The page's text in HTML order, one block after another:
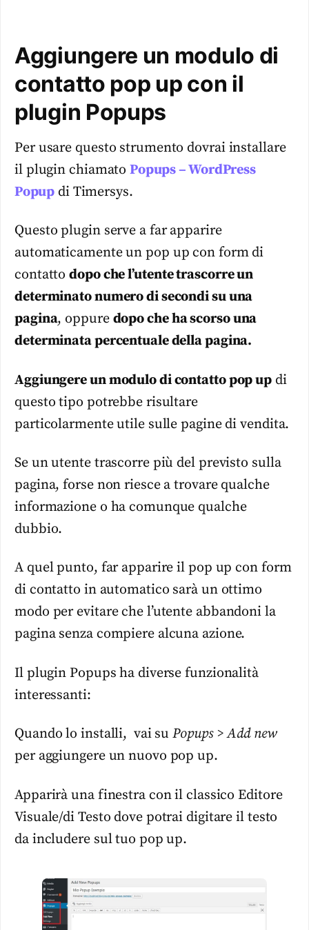
Aggiungere un modulo di
contatto pop up con il
plugin Popups
Per usare questo strumento dovrai installare
il plugin chiamatoPopups – WordPress
Popup di Timersys.
Questo plugin serve a far apparire
automaticamente un pop up con form di
contattodopo che l’utente trascorre un
determinato numero di secondi su una
pagina, oppure dopo che ha scorso una
determinata percentuale della pagina.
Aggiungere un modulo di contatto pop up di
questo tipo potrebbe risultare
particolarmente utile sulle pagine di vendita.
Se un utente trascorre più del previsto sulla
pagina, forse non riesce a trovare qualche
informazione o ha comunque qualche
dubbio.
A quel punto, far apparire il pop up con form
di contatto in automatico sarà un ottimo
modo per evitare che l’utente abbandoni la
pagina senza compiere alcuna azione.
Il plugin Popups ha diverse funzionalità
interessanti:
Quando lo installi, vai suPopups > Add new
per aggiungere un nuovo pop up.
Apparirà una finestra con il classico Editore
Visuale/di Testo dove potrai digitare il testo
da includere sul tuo pop up.